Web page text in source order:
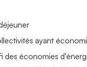
ayant
des économies